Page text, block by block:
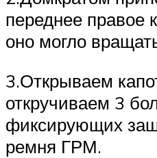
переднее правое
оно могло
3.Открываем
откручиваем 3
фиксирующих
ремня ГРМ.